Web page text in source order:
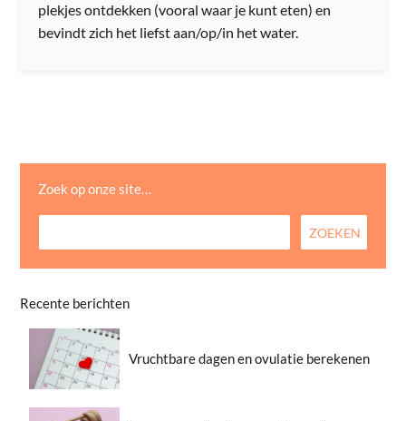
plekjes ontdekken (vooral waar je kunt eten) en
bevindt zich het liefst aan/op/in het water.
Zoek op onze site…
Recente berichten
Vruchtbare dagen en ovulatie berekenen